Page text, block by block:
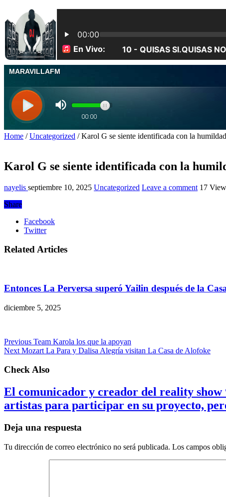
Home / Uncategorized / Karol G se siente identificada con la
Karol G se siente identificada con la
nayelis septiembre 10, 2025 Uncategorized Leave a comment 17
Share
Facebook
Twitter
Related Articles
Entonces La Perversa superó Yailin después de la
diciembre 5, 2025
Previous Team Karola los que la apoyan
Next Mozart La Para y Dalisa Alegría visitan La Casa de Alofoke
Check Also
El comunicador y creador del reality
artistas para participar en su proyecto,
Deja una respuesta
Tu dirección de correo electrónico no será publicada. Los campos